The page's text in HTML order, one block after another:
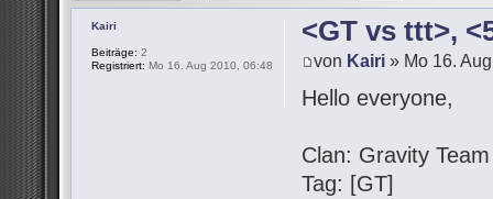
<GT vs ttt>,
von Kairi » Mo 16.
Hello everyone,
Clan: Gravity Team
Tag: [GT]
Kairi
Beiträge: 2
Registriert: Mo 16. Aug 2010, 06:48